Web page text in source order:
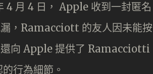
4 月 4 日， Apple 收到一封匿名
，Ramacciott 的友人因未能按
還向 Apple 提供了 Ramacciotti
行為細節。